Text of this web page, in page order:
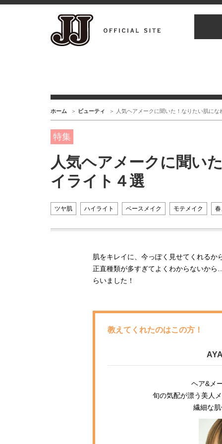
ホーム ビューティ 人気ヘアメークに聞いた！なりたい肌に
特集
人気ヘアメークに聞い
イライト４選
ツヤ肌 ハイライト ベースメイク モテメイク
肌をキレイに、今っぽく見せてくれる
正直種類が多すぎてよくわからないか
らいました！
教えてくれたのはこの方！
ヘア&メ
旬の気配が漂う美人
繊細な